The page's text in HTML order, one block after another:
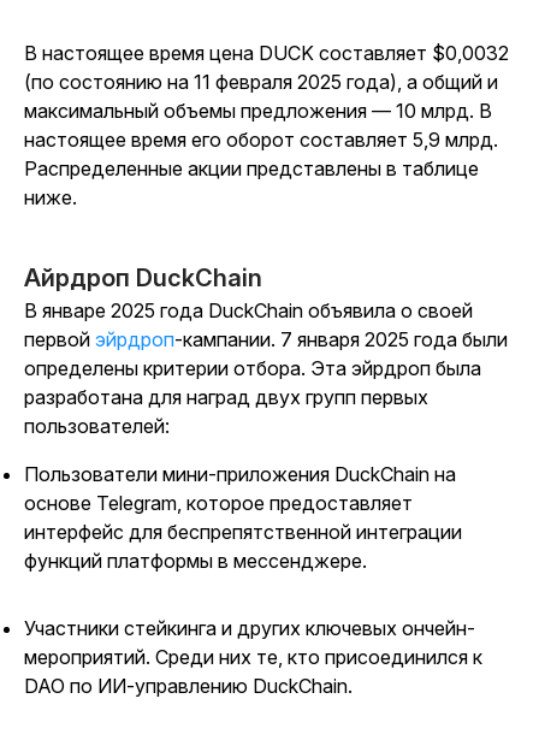
В настоящее время цена DUCK составляет $0,0032
(по состоянию на 11 февраля 2025 года), а общий и
максимальный объемы предложения — 10 млрд. В
настоящее время его оборот составляет 5,9 млрд.
Распределенные акции представлены в таблице
ниже.
Айрдроп DuckChain
В январе 2025 года DuckChain объявила о своей
первой эйрдроп-кампании. 7 января 2025 года были
определены критерии отбора. Эта эйрдроп была
разработана для наград двух групп первых
пользователей:
Пользователи мини-приложения DuckChain на
основе Telegram, которое предоставляет
интерфейс для беспрепятственной интеграции
функций платформы в мессенджере.
Участники стейкинга и других ключевых ончейн-
мероприятий. Среди них те, кто присоединился к
DAO по ИИ-управлению DuckChain.